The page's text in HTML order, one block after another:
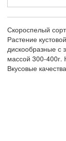
Скороспелый
Растение
дискообразные с
массой 300-400г.
Вкусовые